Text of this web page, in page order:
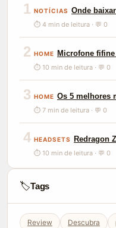
1 NOTÍCIAS Onde
⏱ 4 min de leitura · 💬 0
2 HOME Microfone
⏱ 10 min de leitura · 💬 0
3 HOME Os 5 melhores
⏱ 7 min de leitura · 💬 0
4 HEADSETS Redragon
⏱ 10 min de leitura · 💬 0
🏷️Tags
Review Descubra